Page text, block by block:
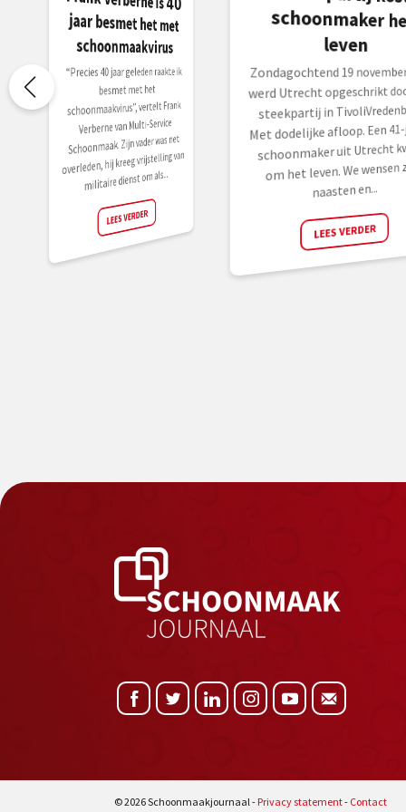
schoonmaakvirus
“Precies 40 jaar geleden raakte ik
besmet met het
schoonmaakvirus”, vertelt Frank
Verberne van Multi-Service
Schoonmaak. Zijn vader was net
overleden, hij kreeg vrijstelling van
militaire dienst om als...
LEES VERDER
leven
Zondagochtend 19 november
werd Utrecht opgeschrikt
steekpartij in
Met dodelijke afloop. Een
schoonmaker uit Utrecht
om het leven. We wensen
naasten en...
LEES VERDER
© 2026 Schoonmaakjournaal - Privacy statement- Contact